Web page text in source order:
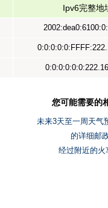
Ipv6完整地
您可能需要的
未来3天至一周天气
的详细邮
经过附近的火